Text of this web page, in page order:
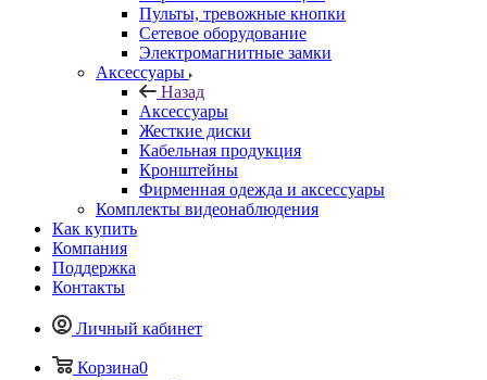
Пульты, тревожные кнопки
Сетевое оборудование
Электромагнитные замки
Аксессуары
Назад
Аксессуары
Жесткие диски
Кабельная продукция
Кронштейны
Фирменная одежда и аксессуары
Комплекты видеонаблюдения
Как купить
Компания
Поддержка
Контакты
Личный кабинет
Корзина0